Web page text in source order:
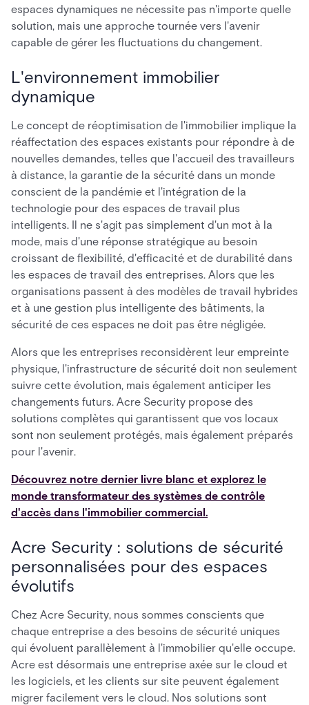
espaces dynamiques ne nécessite pas n'importe quelle
solution, mais une approche tournée vers l'avenir
capable de gérer les fluctuations du changement.
L'environnement immobilier
dynamique
Le concept de réoptimisation de l'immobilier implique la
réaffectation des espaces existants pour répondre à de
nouvelles demandes, telles que l'accueil des travailleurs
à distance, la garantie de la sécurité dans un monde
conscient de la pandémie et l'intégration de la
technologie pour des espaces de travail plus
intelligents. Il ne s'agit pas simplement d'un mot à la
mode, mais d'une réponse stratégique au besoin
croissant de flexibilité, d'efficacité et de durabilité dans
les espaces de travail des entreprises. Alors que les
organisations passent à des modèles de travail hybrides
et à une gestion plus intelligente des bâtiments, la
sécurité de ces espaces ne doit pas être négligée.
Alors que les entreprises reconsidèrent leur empreinte
physique, l'infrastructure de sécurité doit non seulement
suivre cette évolution, mais également anticiper les
changements futurs. Acre Security propose des
solutions complètes qui garantissent que vos locaux
sont non seulement protégés, mais également préparés
pour l'avenir.
Découvrez notre dernier livre blanc et explorez le
monde transformateur des systèmes de contrôle
d'accès dans l'immobilier commercial.
Acre Security : solutions de sécurité
personnalisées pour des espaces
évolutifs
Chez Acre Security, nous sommes conscients que
chaque entreprise a des besoins de sécurité uniques
qui évoluent parallèlement à l'immobilier qu'elle occupe.
Acre est désormais une entreprise axée sur le cloud et
les logiciels, et les clients sur site peuvent également
migrer facilement vers le cloud. Nos solutions sont